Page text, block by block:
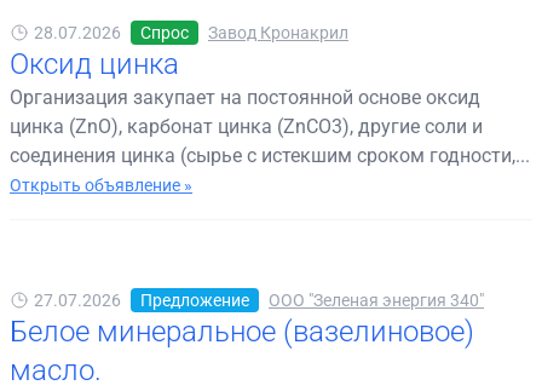
28.07.2026 Спрос Завод Кронакрил
Оксид цинка
Организация закупает на постоянной основе оксид
цинка (ZnO), карбонат цинка (ZnCO3), другие соли и
соединения цинка (сырье с истекшим сроком годности,...
Открыть объявление »
27.07.2026 Предложение ООО "Зеленая энергия 340"
Белое минеральное (вазелиновое)
масло.